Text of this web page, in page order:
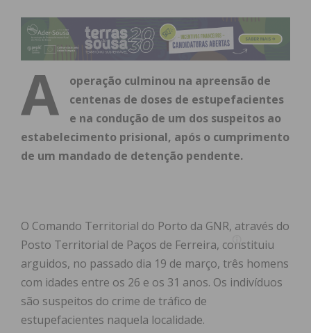
A
operação culminou na apreensão de
centenas de doses de estupefacientes
e na condução de um dos suspeitos ao
estabelecimento prisional, após o cumprimento
de um mandado de detenção pendente.
O Comando Territorial do Porto da GNR, através do
Posto Territorial de Paços de Ferreira, constituiu
arguidos, no passado dia 19 de março, três homens
com idades entre os 26 e os 31 anos. Os indivíduos
são suspeitos do crime de tráfico de
estupefacientes naquela localidade.